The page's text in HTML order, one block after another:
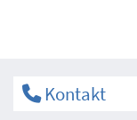
Kontakt